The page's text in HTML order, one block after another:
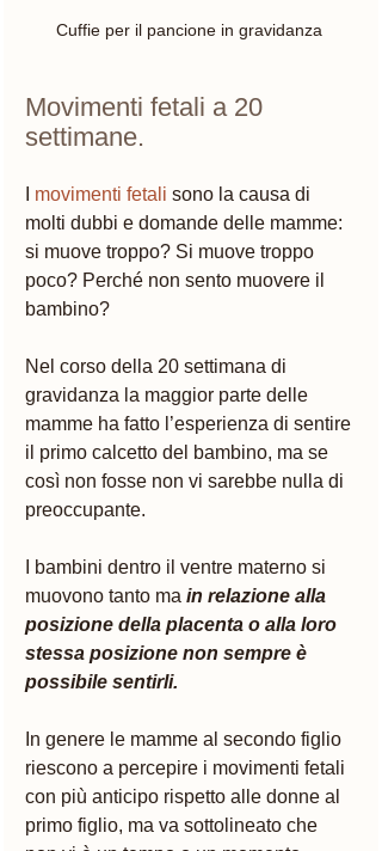
Cuffie per il pancione in gravidanza
Movimenti fetali a 20
settimane.
movimenti fetali sono la causa di
molti dubbi e domande delle mamme:
si muove troppo? Si muove troppo
poco? Perché non sento muovere il
bambino?
Nel corso della 20 settimana di
gravidanza la maggior parte delle
mamme ha fatto l’esperienza di sentire
il primo calcetto del bambino, ma se
così non fosse non vi sarebbe nulla di
preoccupante.
I bambini dentro il ventre materno si
muovono tanto ma in relazione alla
posizione della placenta o alla loro
stessa posizione non sempre è
possibile sentirli.
In genere le mamme al secondo figlio
riescono a percepire i movimenti fetali
con più anticipo rispetto alle donne al
primo figlio, ma va sottolineato che